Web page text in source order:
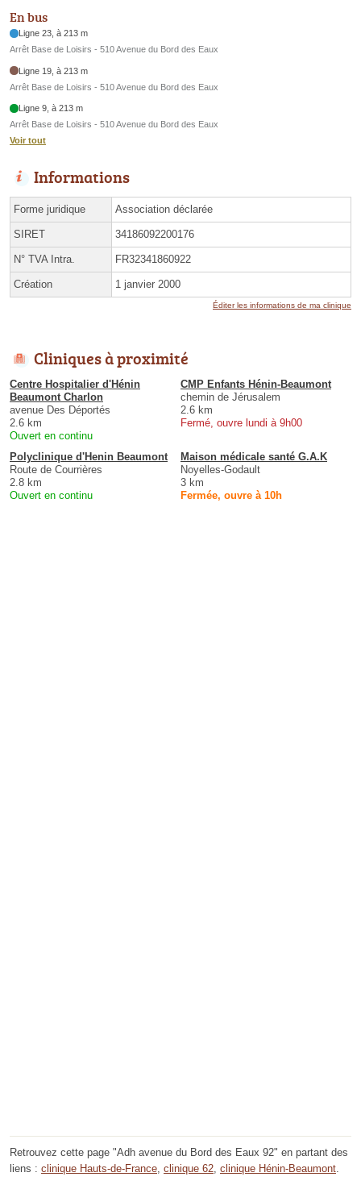
En bus
Ligne 23, à 213 m
Arrêt Base de Loisirs - 510 Avenue du Bord des Eaux
Ligne 19, à 213 m
Arrêt Base de Loisirs - 510 Avenue du Bord des Eaux
Ligne 9, à 213 m
Arrêt Base de Loisirs - 510 Avenue du Bord des Eaux
Voir tout
Informations
Forme juridique Association déclarée
SIRET 34186092200176
N° TVA Intra. FR32341860922
Création 1 janvier 2000
Éditer les informations de ma clinique
Cliniques à proximité
Centre Hospitalier d'Hénin
Beaumont Charlon
avenue Des Déportés
2.6 km
Ouvert en continu
CMP Enfants Hénin-Beaumont
chemin de Jérusalem
2.6 km
Fermé, ouvre lundi à 9h00
Polyclinique d'Henin Beaumont
Route de Courrières
2.8 km
Ouvert en continu
Maison médicale santé G.A.K
Noyelles-Godault
3 km
Fermée, ouvre à 10h
Retrouvez cette page "Adh avenue du Bord des Eaux 92" en partant des
liens : clinique Hauts-de-France, clinique 62, clinique Hénin-Beaumont.